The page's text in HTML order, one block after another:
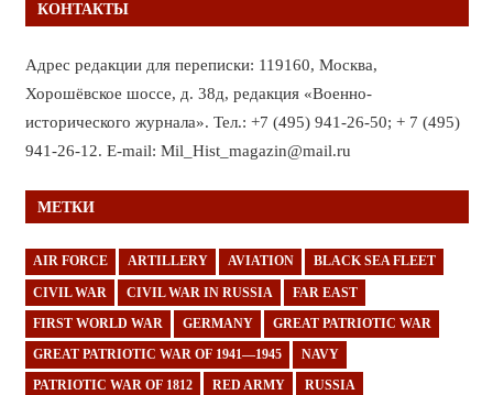
КОНТАКТЫ
Адрес редакции для переписки: 119160, Москва,
Хорошёвское шоссе, д. 38д, редакция «Военно-
исторического журнала». Тел.: +7 (495) 941-26-50; + 7 (495)
941-26-12. E-mail: Mil_Hist_magazin@mail.ru
МЕТКИ
AIR FORCE ARTILLERY AVIATION BLACK SEA FLEET
CIVIL WAR CIVIL WAR IN RUSSIA FAR EAST
FIRST WORLD WAR GERMANY GREAT PATRIOTIC WAR
GREAT PATRIOTIC WAR OF 1941—1945 NAVY
PATRIOTIC WAR OF 1812 RED ARMY RUSSIA